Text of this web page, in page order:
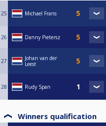
25 Michael Frans
26 Danny Pietersz
27
Johan van der
Leest
28 Rudy Span
Winners qualification